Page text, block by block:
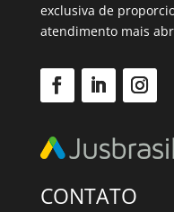
exclusiva de
atendimento mais
CONTATO